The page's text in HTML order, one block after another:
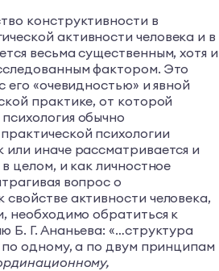
конструктивности в
активности человека и в
весьма существенным, хотя и
фактором. Это
его «очевидностью» и явной
практике, от которой
обычно
психологии
или иначе рассматривается и
целом, и как личностное
вопрос о
свойстве активности человека,
необходимо обратиться к
Б. Г. Ананьева: «…структура
по одному, а по двум принципам